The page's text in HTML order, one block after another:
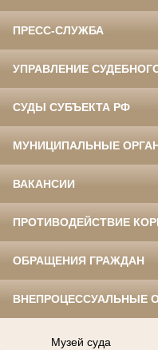
ПРЕСС-СЛУЖБА
УПРАВЛЕНИЕ
СУДЫ СУБЪЕКТА РФ
МУНИЦИПАЛЬНЫЕ
ВАКАНСИИ
ПРОТИВОДЕЙСТВИЕ
ОБРАЩЕНИЯ ГРАЖДАН
ВНЕПРОЦЕССУАЛЬНЫЕ
Музей суда